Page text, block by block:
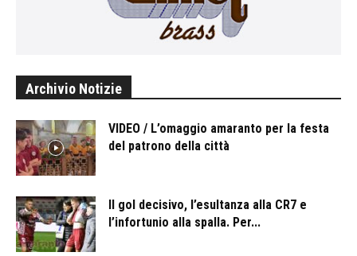
Archivio Notizie
VIDEO / L’omaggio amaranto per la festa
del patrono della città
Il gol decisivo, l’esultanza alla CR7 e
l’infortunio alla spalla. Per...